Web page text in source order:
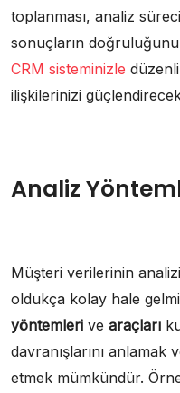
toplanması, analiz
sonuçların
CRM sisteminizle
ilişkilerinizi
Analiz
Müşteri verilerinin
oldukça kolay hale
yöntemleri ve araçları
davranışlarını anlamak
etmek mümkündür.